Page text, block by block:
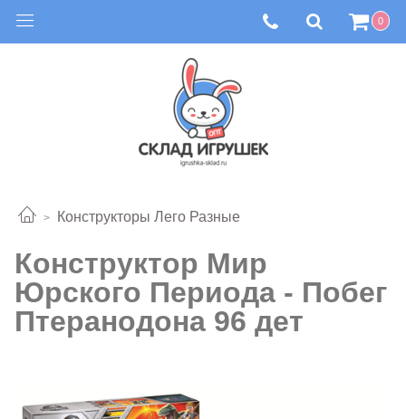
0
Конструкторы Лего Разные
Конструктор Мир
Юрского Периода - Побег
Птеранодона 96 дет